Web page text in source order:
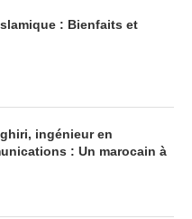
: Bienfaits et
ingénieur en
: Un marocain à